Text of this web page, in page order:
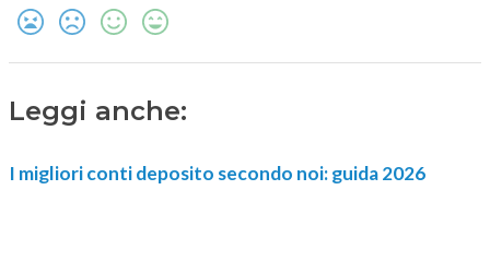
Leggi anche:
I migliori conti deposito secondo noi: guida 2026